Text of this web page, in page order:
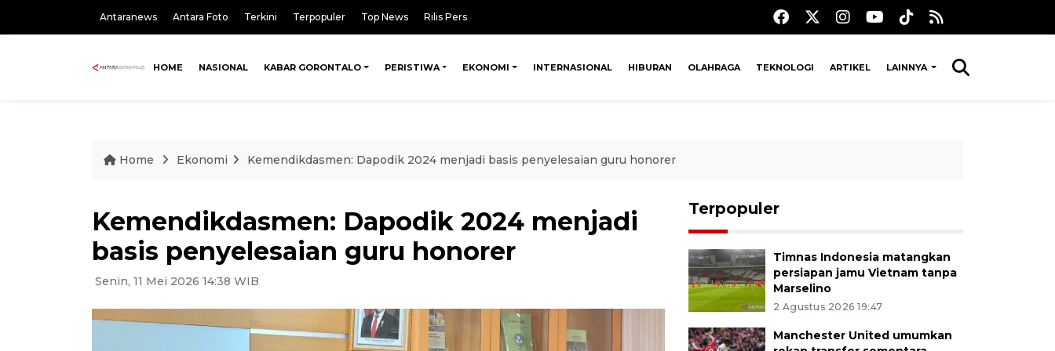
Antaranews Antara Foto Terkini Terpopuler Top News Rilis Pers
HOME NASIONAL KABAR GORONTALO PERISTIWA EKONOMI INTERNASIONAL HIBURAN OLAHRAGA TEKNOLOGI ARTIKEL LAINNYA
Home Ekonomi Kemendikdasmen: Dapodik 2024 menjadi basis penyelesaian guru honorer
Kemendikdasmen: Dapodik 2024 menjadi
basis penyelesaian guru honorer
Senin, 11 Mei 2026 14:38 WIB
Terpopuler
Timnas Indonesia matangkan
persiapan jamu Vietnam tanpa
Marselino
2 Agustus 2026 19:47
Manchester United umumkan